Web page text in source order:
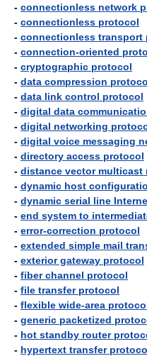
- connectionless network
- connectionless protocol
- connectionless transport
- connection-oriented
- cryptographic protocol
- data compression
- data link control protocol
- digital data
- digital networking
- digital voice messaging
- directory access protocol
- distance vector
- dynamic host
- dynamic serial line
- end system to
- error-correction protocol
- extended simple mail
- exterior gateway protocol
- fiber channel protocol
- file transfer protocol
- flexible wide-area
- generic packetized
- hot standby router
- hypertext transfer